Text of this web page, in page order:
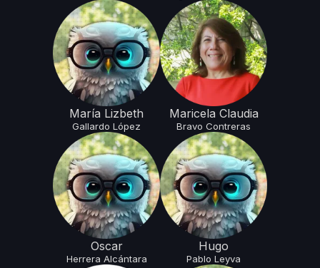
María Lizbeth
Gallardo López
Maricela Claudia
Bravo Contreras
Oscar
Herrera Alcántara
Hugo
Pablo Leyva